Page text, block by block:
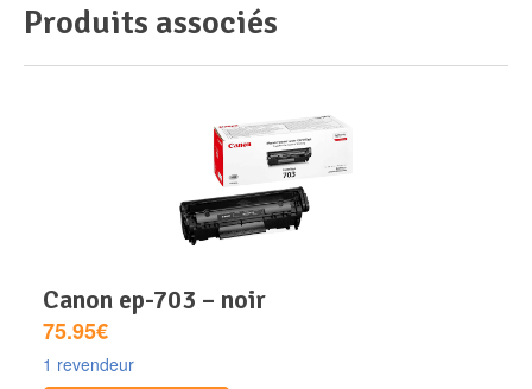
Produits associés
canon ep-703 – noir
75.95€
1 revendeur